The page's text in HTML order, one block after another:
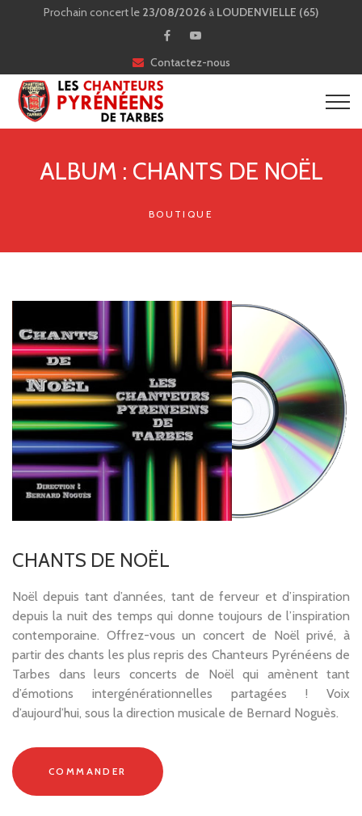
Prochain concert le 23/08/2026 à LOUDENVIELLE (65)
Contactez-nous
ALBUM : CHANTS DE NOËL
BOUTIQUE
CHANTS DE NOËL
Noël depuis tant d’années, tant de ferveur et d’inspiration
depuis la nuit des temps qui donne toujours de l’inspiration
contemporaine. Offrez-vous un concert de Noël privé, à
partir des chants les plus repris des Chanteurs Pyrénéens de
Tarbes dans leurs concerts de Noël qui amènent tant
d’émotions intergénérationnelles partagées ! Voix
d’aujourd’hui, sous la direction musicale de Bernard Noguès.
COMMANDER